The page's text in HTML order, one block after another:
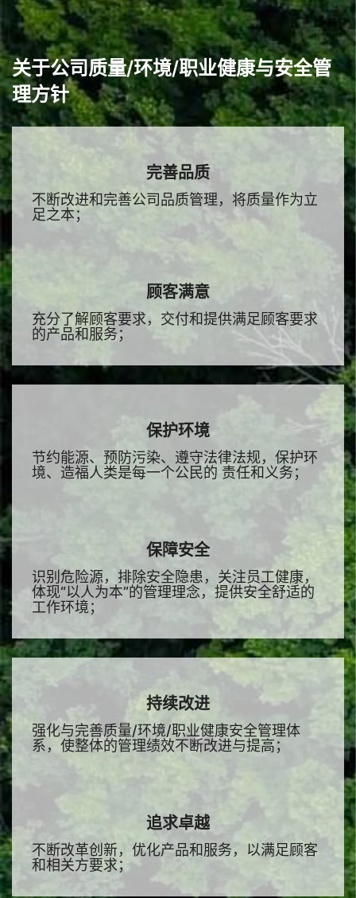
关于公司质量/环境/职业健康与安全管
理方针
完善品质
不断改进和完善公司品质管理，将质量作为立
足之本；
顾客满意
充分了解顾客要求，交付和提供满足顾客要求
的产品和服务；
保护环境
节约能源、预防污染、遵守法律法规，保护环
境、造福人类是每一个公民的 责任和义务；
保障安全
识别危险源，排除安全隐患，关注员工健康，
体现“以人为本”的管理理念，提供安全舒适的
工作环境；
持续改进
强化与完善质量/环境/职业健康安全管理体
系，使整体的管理绩效不断改进与提高；
追求卓越
不断改革创新，优化产品和服务，以满足顾客
和相关方要求；